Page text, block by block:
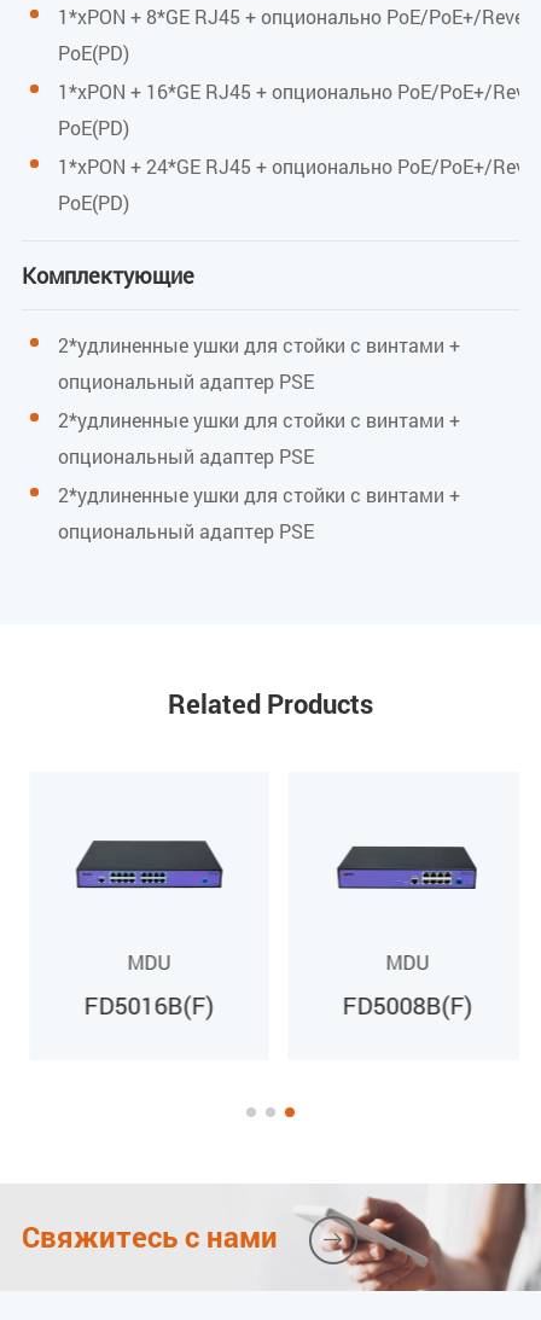
EPON: -3 дБм
GPON: -8 дБм
Мощность передачи
EPON: 0~4 дБм
Поддержка PoE/PoE+ (PSE)
Выходное напряжение PSE
48 В постоянного тока
30W
FD5008BF: 155 Вт
1*xPON + 8*GE RJ45 + опционально PoE/PoE+/
PoE(PD)
1*xPON + 16*GE RJ45 + опционально PoE/PoE+/
PoE(PD)
1*xPON + 24*GE RJ45 + опционально PoE/PoE+/
PoE(PD)
Комплектующие
2*удлиненные ушки для стойки с винтами +
опциональный адаптер PSE
2*удлиненные ушки для стойки с винтами +
опциональный адаптер PSE
2*удлиненные ушки для стойки с винтами +
опциональный адаптер PSE
Related Products
MDU
FD5016B(F)
MDU
FD5008B(F)
Свяжитесь с нами 